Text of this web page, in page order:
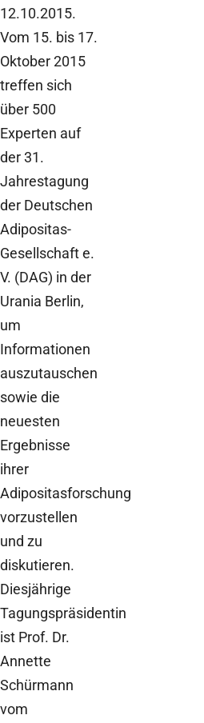
12.10.2015.
Vom 15. bis 17.
Oktober 2015
treffen sich
über 500
Experten auf
der 31.
Jahrestagung
der Deutschen
Adipositas-
Gesellschaft e.
V. (DAG) in der
Urania Berlin,
um
Informationen
auszutauschen
sowie die
neuesten
Ergebnisse
ihrer
Adipositasforschung
vorzustellen
und zu
diskutieren.
Diesjährige
Tagungspräsidentin
ist Prof. Dr.
Annette
Schürmann
vom